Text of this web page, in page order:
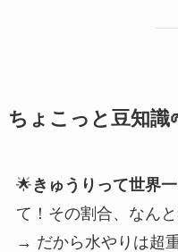
ちょこっと豆知識
🌟きゅうりって世界
て！その割合、なん
→ だから水やりは超